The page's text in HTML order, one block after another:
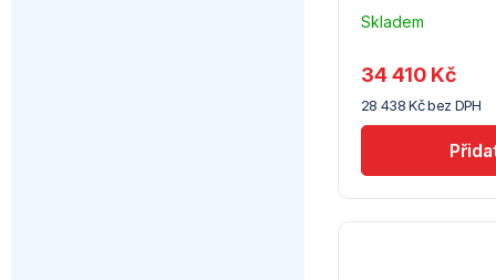
Skladem
dodavatele
(14) -
Lindr
28 438 Kč bez DPH
34 410 Kč